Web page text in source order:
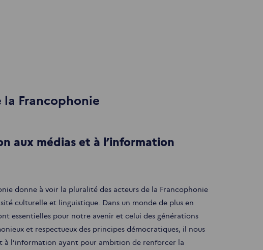
Francophonie
aux médias et à l’information
donne à voir la pluralité des acteurs de la Francophonie
culturelle et linguistique. Dans un monde de plus en
essentielles pour notre avenir et celui des générations
et respectueux des principes démocratiques, il nous
à l’information ayant pour ambition de renforcer la